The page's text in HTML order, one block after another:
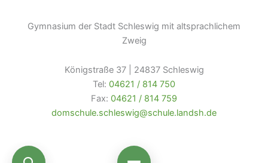
Gymnasium der Stadt Schleswig mit altsprachlichem
Zweig
Königstraße 37 | 24837 Schleswig
Tel: 04621 / 814 750
Fax: 04621 / 814 759
domschule.schleswig@schule.landsh.de